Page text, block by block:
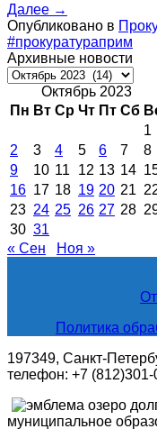
Далее →
Опубликовано в
#прокуратураприм
Архивные новости
Архивные
новостиОктябрь 2023
Пн Вт Ср Чт Пт Сб
1
2
3 4 5 6 7
8
9
10 11 12 13 14
16 17 18 19 20 21
23 24 25 26 27 28
30 31
« Сен
Ноя »
Политика
197349, Санкт-
телефон: +7
муниципальное